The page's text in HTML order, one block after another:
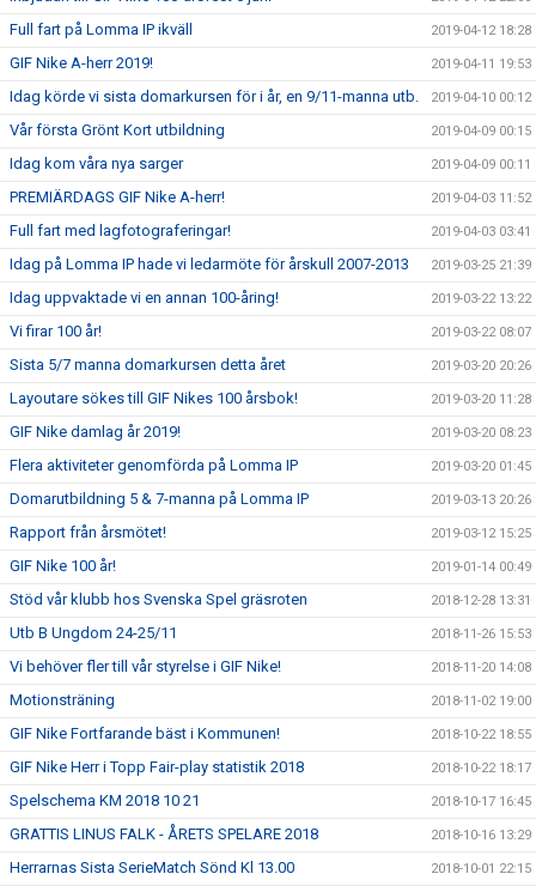
Full fart på Lomma IP ikväll 2019-04-12 18:28
GIF Nike A-herr 2019! 2019-04-11 19:53
Idag körde vi sista domarkursen för i år, en 9/11-manna utb. 2019-04-10 00:12
Vår första Grönt Kort utbildning 2019-04-09 00:15
Idag kom våra nya sarger 2019-04-09 00:11
PREMIÄRDAGS GIF Nike A-herr! 2019-04-03 11:52
Full fart med lagfotograferingar! 2019-04-03 03:41
Idag på Lomma IP hade vi ledarmöte för årskull 2007-2013 2019-03-25 21:39
Idag uppvaktade vi en annan 100-åring! 2019-03-22 13:22
Vi firar 100 år! 2019-03-22 08:07
Sista 5/7 manna domarkursen detta året 2019-03-20 20:26
Layoutare sökes till GIF Nikes 100 årsbok! 2019-03-20 11:28
GIF Nike damlag år 2019! 2019-03-20 08:23
Flera aktiviteter genomförda på Lomma IP 2019-03-20 01:45
Domarutbildning 5 & 7-manna på Lomma IP 2019-03-13 20:26
Rapport från årsmötet! 2019-03-12 15:25
GIF Nike 100 år! 2019-01-14 00:49
Stöd vår klubb hos Svenska Spel gräsroten 2018-12-28 13:31
Utb B Ungdom 24-25/11 2018-11-26 15:53
Vi behöver fler till vår styrelse i GIF Nike! 2018-11-20 14:08
Motionsträning 2018-11-02 19:00
GIF Nike Fortfarande bäst i Kommunen! 2018-10-22 18:55
GIF Nike Herr i Topp Fair-play statistik 2018 2018-10-22 18:17
Spelschema KM 2018 10 21 2018-10-17 16:45
GRATTIS LINUS FALK - ÅRETS SPELARE 2018 2018-10-16 13:29
Herrarnas Sista SerieMatch Sönd Kl 13.00 2018-10-01 22:15